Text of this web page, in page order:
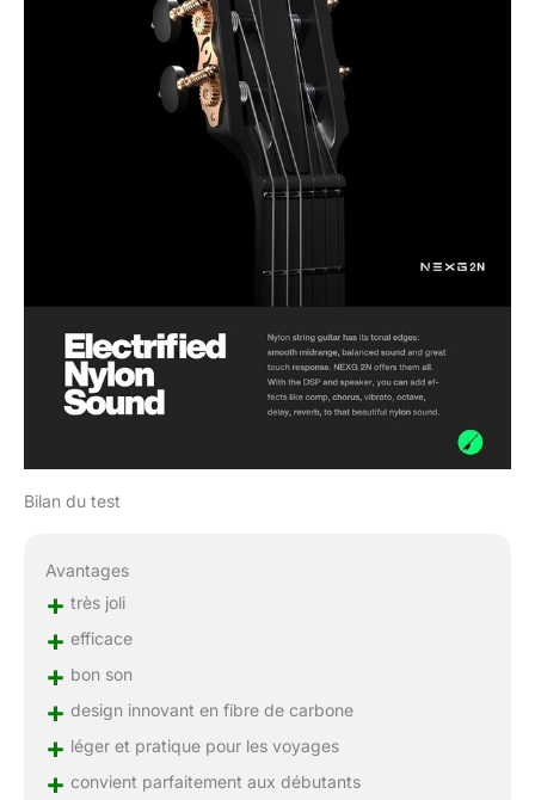
comme ensemble de
cadeaux pour la guitare
pour votre famille et vos
amis.
Bilan du test
Avantages
+ très joli
+ efficace
+ bon son
+ design innovant en fibre de carbone
+ léger et pratique pour les voyages
+ convient parfaitement aux débutants